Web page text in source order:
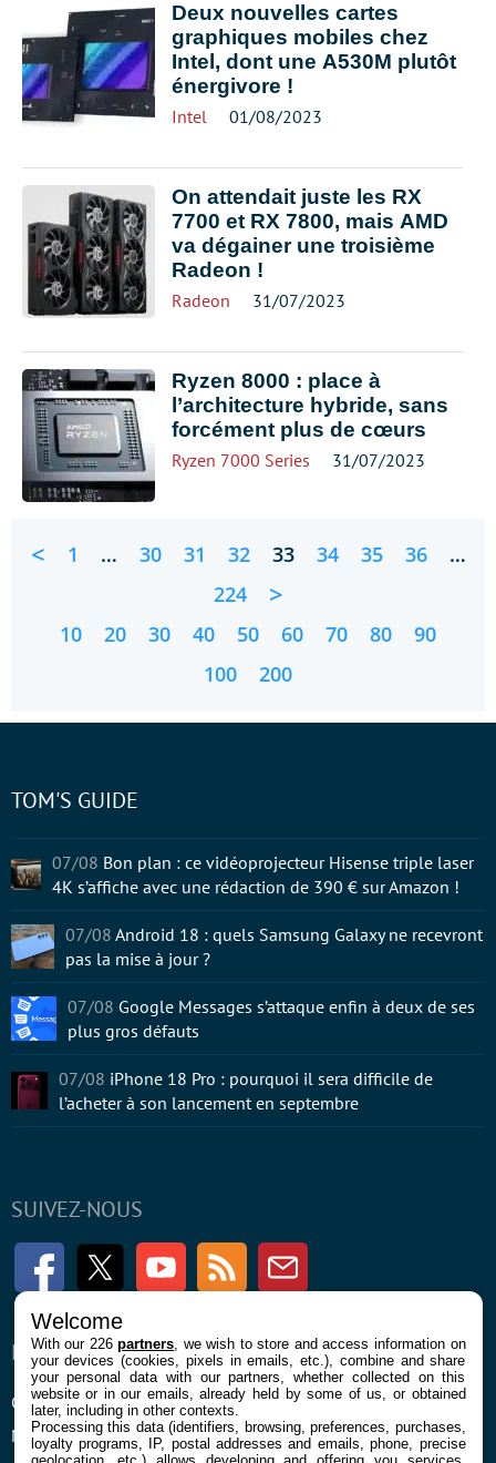
Deux nouvelles cartes
graphiques mobiles chez
Intel, dont une A530M plutôt
énergivore !
Intel 01/08/2023
On attendait juste les RX
7700 et RX 7800, mais AMD
va dégainer une troisième
Radeon !
Radeon 31/07/2023
Ryzen 8000 : place à
l’architecture hybride, sans
forcément plus de cœurs
Ryzen 7000 Series 31/07/2023
< 1 … 30 31 32 33 34 35 36
…
224
>
10 20 30 40 50 60 70 80
90
100
200
SUIVEZ-NOUS
FacebookTwitter Youtube RSS Newsletter
ENTREPRISE
Confidentialité et Cookies
Mentions légales et CGU
À PROPOS
Contact
TOM'S GUIDE
07/08 Bon plan : ce vidéoprojecteur Hisense triple laser
4K s’affiche avec une rédaction de 390 € sur Amazon !
07/08 Android 18 : quels Samsung Galaxy ne recevront
pas la mise à jour ?
07/08 Google Messages s’attaque enfin à deux de ses
plus gros défauts
07/08 iPhone 18 Pro : pourquoi il sera difficile de
l’acheter à son lancement en septembre
Welcome
With our 226partners , we wish to store and access information on
your devices (cookies, pixels in emails, etc.), combine and share
your personal data with our partners, whether collected on this
website or in our emails, already held by some of us, or obtained
later, including in other contexts.
Processing this data (identifiers, browsing, preferences, purchases,
loyalty programs, IP, postal addresses and emails, phone, precise
geolocation, etc.) allows developing and offering you services,